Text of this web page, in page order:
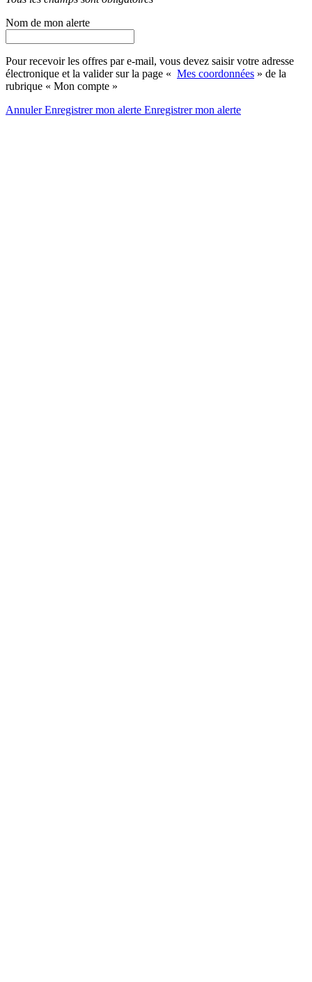
Nom de mon alerte
Pour recevoir les offres par e-mail, vous devez saisir votre adresse
électronique et la valider sur la page « Mes coordonnées » de la
rubrique « Mon compte »
AnnulerEnregistrer mon alerte Enregistrermon alerte